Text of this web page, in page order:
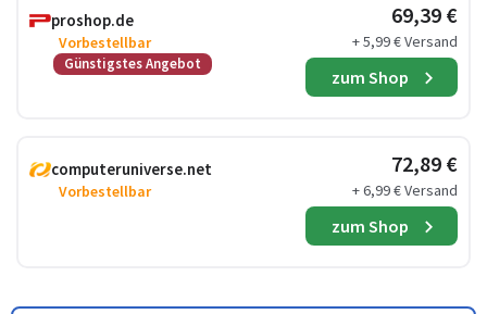
proshop.de
Vorbestellbar
Günstigstes Angebot
69,39 €
+ 5,99 € Versand
zum Shop
computeruniverse.net
Vorbestellbar
72,89 €
+ 6,99 € Versand
zum Shop